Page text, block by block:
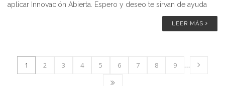
aplicar Innovación Abierta. Espero y deseo te sirvan de ayuda
LEER MÁS
1 2 3 4 5 6 7 8 9 …